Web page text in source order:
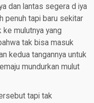
dan lantas segera d iya
penuh tapi baru sekitar
mulutnya yang
tak bisa masuk
kedua tangannya untuk
mundurkan mulut
tapi tak